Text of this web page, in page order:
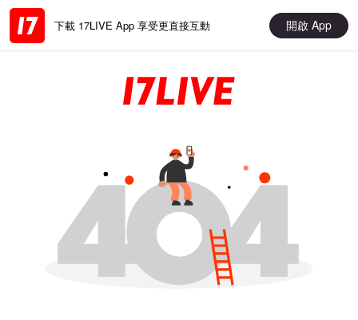
下載 17LIVE App 享受更直接互動 開啟 App